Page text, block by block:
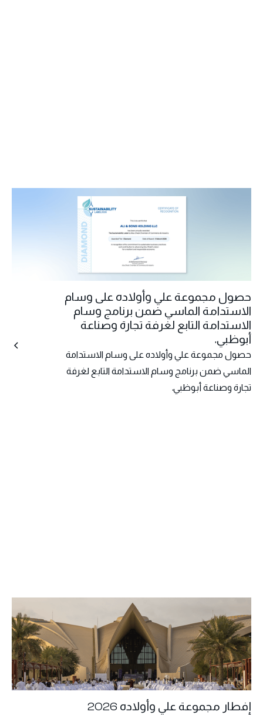
حصول مجموعة علي وأولاده على وسام
الاستدامة الماسي ضمن برنامج وسام
الاستدامة التابع لغرفة تجارة وصناعة
أبوظبي.
حصول مجموعة علي وأولاده على وسام الاستدامة
الماسي ضمن برنامج وسام الاستدامة التابع لغرفة
تجارة وصناعة أبوظبي.
إفطار مجموعة علي وأولاده 2026